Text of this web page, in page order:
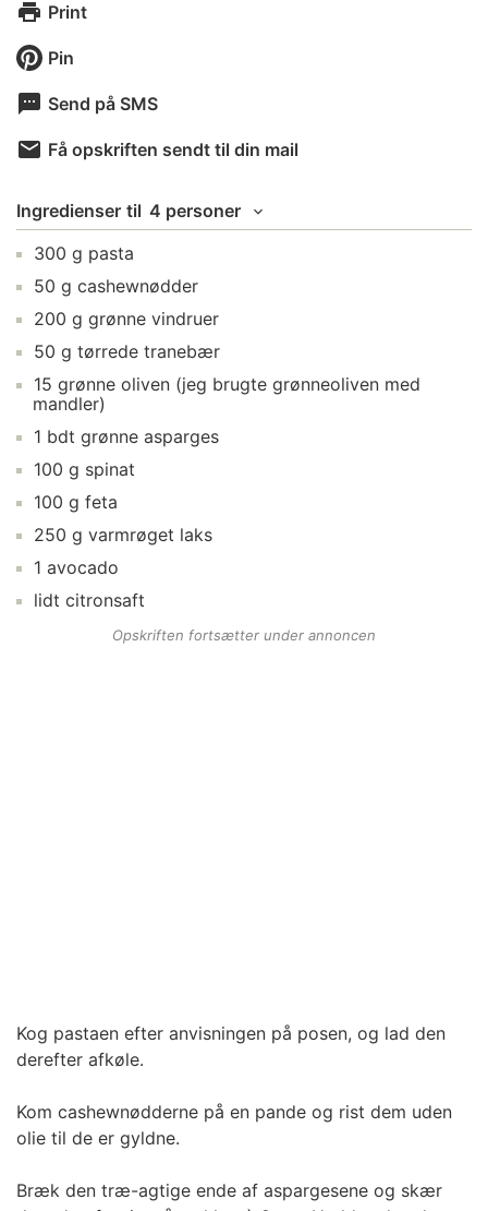
Print
Pin
Send på SMS
Få opskriften sendt til din mail
Ingredienser til 4 personer
300 g pasta
50 g cashewnødder
200 g grønne vindruer
50 g tørrede tranebær
15 grønne oliven (jeg brugte grønneoliven med
mandler)
1 bdt grønne asparges
100 g spinat
100 g feta
250 g varmrøget laks
1 avocado
lidt citronsaft
Opskriften fortsætter under annoncen
Kog pastaen efter anvisningen på posen, og lad den
derefter afkøle.
Kom cashewnødderne på en pande og rist dem uden
olie til de er gyldne.
Bræk den træ-agtige ende af aspargesene og skær